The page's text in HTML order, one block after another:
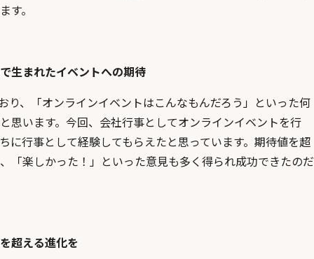
す。
生まれたイベントへの期待
り、「オンラインイベントはこんなもんだろう」といった何
思います。今回、会社行事としてオンラインイベントを行
に行事として経験してもらえたと思っています。期待値を超
「楽しかった！」といった意見も多く得られ成功できたのだ
超える進化を